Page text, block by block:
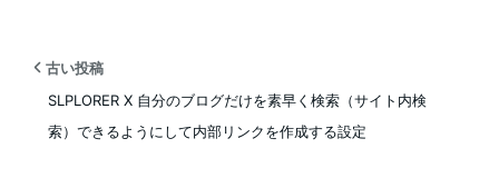
古い投稿
SLPLORER X 自分のブログだけを素早く検索（サイト内検
索）できるようにして内部リンクを作成する設定